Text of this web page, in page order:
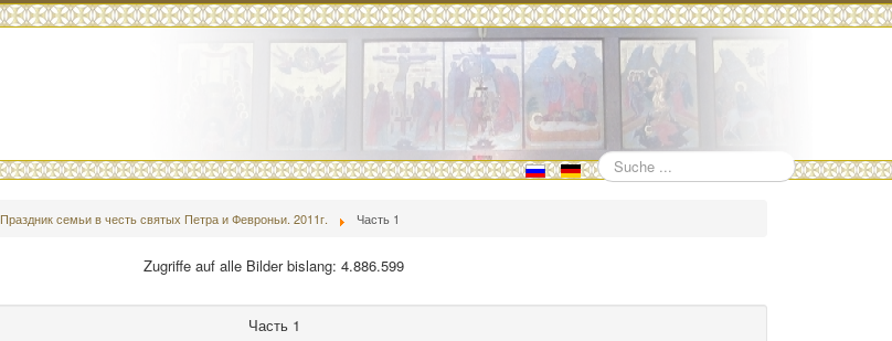
Suchen
Праздник семьи в честь святых Петра и Февроньи. 2011г. Часть 1
Zugriffe auf alle Bilder bislang: 4.886.599
Часть 1